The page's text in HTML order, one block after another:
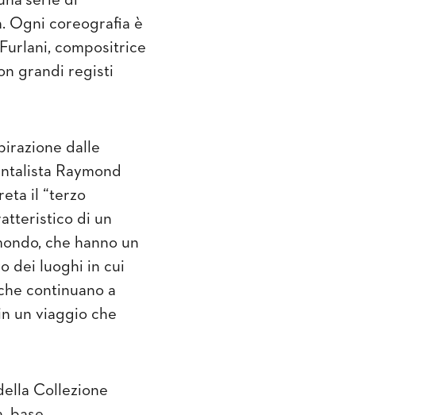
. Ogni coreografia è
compositrice
grandi registi
dalle
Raymond
il “terzo
di un
che hanno un
dei luoghi in cui
continuano a
un viaggio che
Collezione